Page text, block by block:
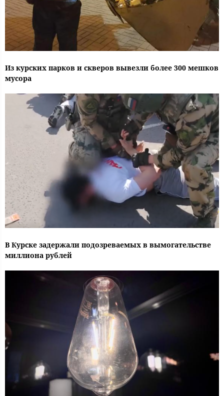
Из курских парков и скверов вывезли более 300 мешков
мусора
В Курске задержали подозреваемых в вымогательстве
миллиона рублей